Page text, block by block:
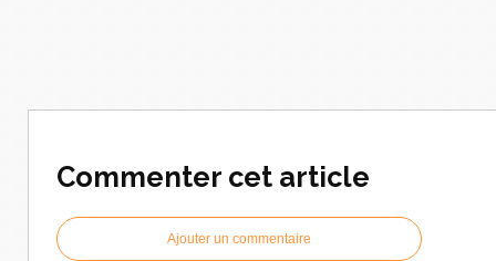
Commenter cet article
Ajouter un commentaire